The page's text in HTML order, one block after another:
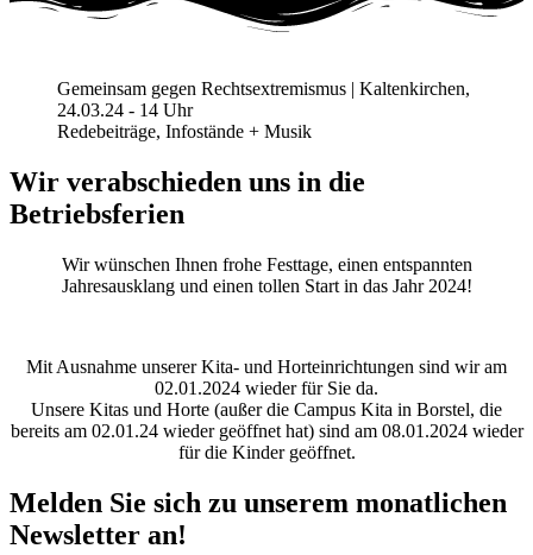
Gemeinsam gegen Rechtsextremismus | Kaltenkirchen,
24.03.24 - 14 Uhr
Redebeiträge, Infostände + Musik
Wir verabschieden uns in die
Betriebsferien
Wir wünschen Ihnen frohe Festtage, einen entspannten
Jahresausklang und einen tollen Start in das Jahr 2024!
Mit Ausnahme unserer Kita- und Horteinrichtungen sind wir am
02.01.2024 wieder für Sie da.
Unsere Kitas und Horte (außer die Campus Kita in Borstel, die
bereits am 02.01.24 wieder geöffnet hat) sind am 08.01.2024 wieder
für die Kinder geöffnet.
Melden Sie sich zu unserem monatlichen
Newsletter an!